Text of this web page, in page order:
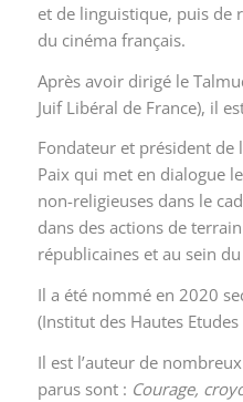
et de linguistique, puis de
du cinéma français.
Après avoir dirigé le
Juif Libéral de France), il
Fondateur et président de
Paix qui met en dialogue
non-religieuses dans le
dans des actions de
républicaines et au sein
Il a été nommé en 2020
(Institut des Hautes
Il est l’auteur de
parus sont : Courage,